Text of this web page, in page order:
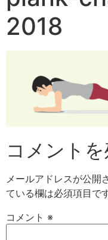
2018
コメント
メールアドレスが公開
ている欄は必須項目で
コメント ※